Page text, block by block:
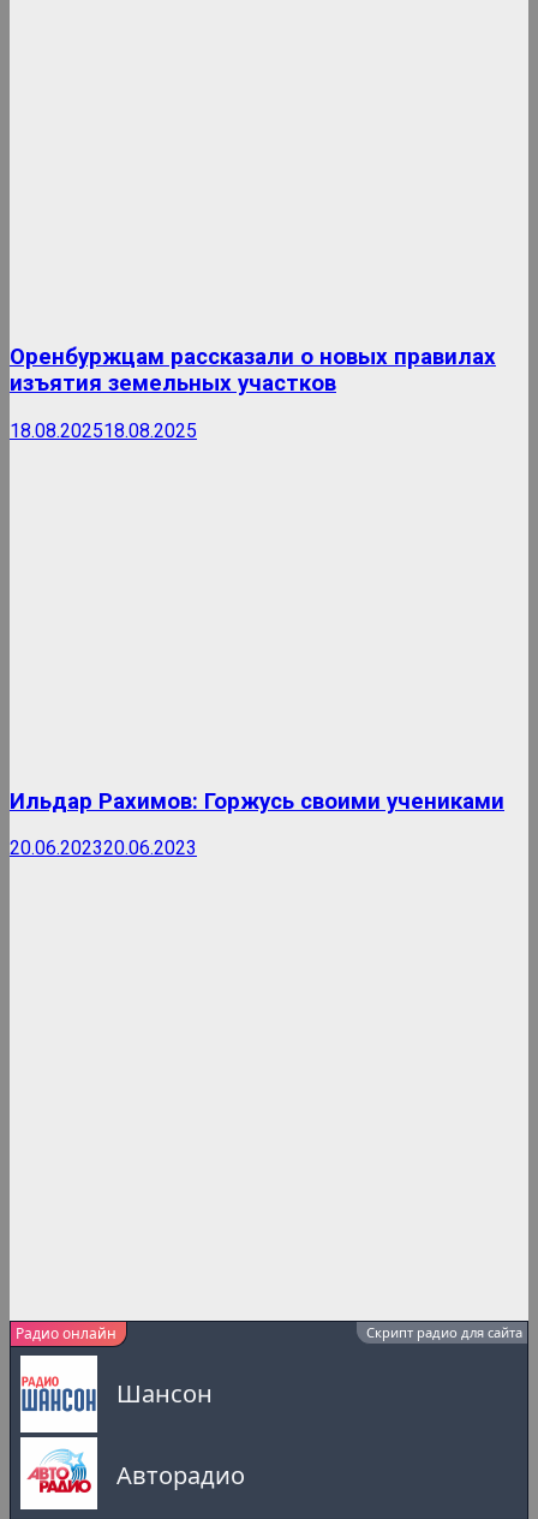
Оренбуржцам рассказали о новых правилах
изъятия земельных участков
18.08.202518.08.2025
Ильдар Рахимов: Горжусь своими учениками
20.06.202320.06.2023
Радио онлайн Скрипт радио для сайта
Шансон
Авторадио